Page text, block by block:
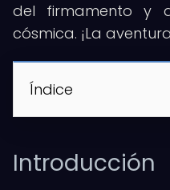
del firmamento y
cósmica. ¡La
Índice
Introducción